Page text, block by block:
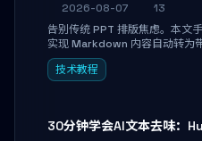
2026-08-07
13
告别传统 PPT 排版焦虑。本文
实现 Markdown 内容自动转为
运行时的 HTML 幻灯片。只需
屏的专业级演示文稿。
技术教程
30分钟学会AI文本去味：